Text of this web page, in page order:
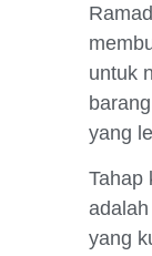
untuk
yang
Tahap
adalah
yang